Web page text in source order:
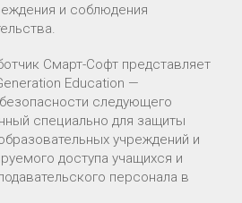
и соблюдения
Смарт-Софт представляет
Education —
следующего
специально для защиты
учреждений и
доступа учащихся и
персонала в